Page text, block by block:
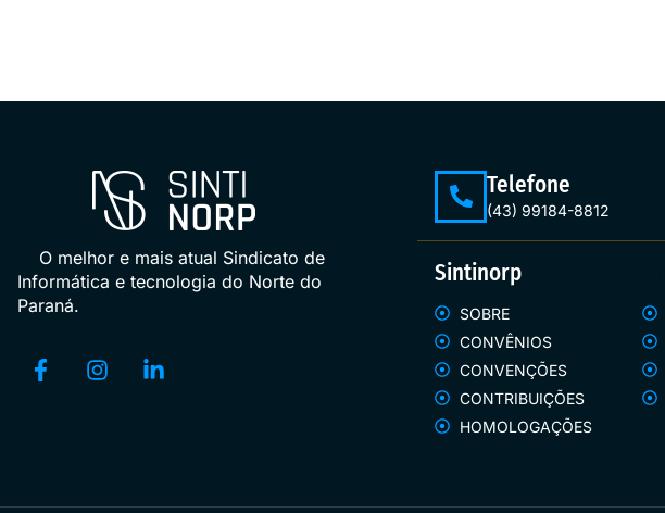
O melhor e mais atual Sindicato de
Informática e tecnologia do Norte do
Paraná.
Telefone
(43) 99184-8812
Sintinorp
SOBRE
CONVÊNIOS
CONVENÇÕES
CONTRIBUIÇÕES
HOMOLOGAÇÕES